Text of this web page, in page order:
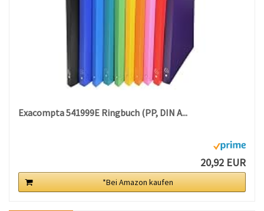
Exacompta 541999E Ringbuch (PP, DIN A...
20,92 EUR
*Bei Amazon kaufen